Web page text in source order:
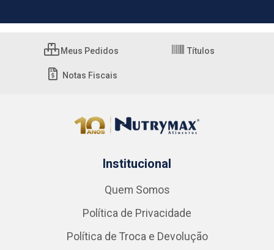
Meus Pedidos Títulos
Notas Fiscais
Institucional
Quem Somos
Política de Privacidade
Política de Troca e Devolução